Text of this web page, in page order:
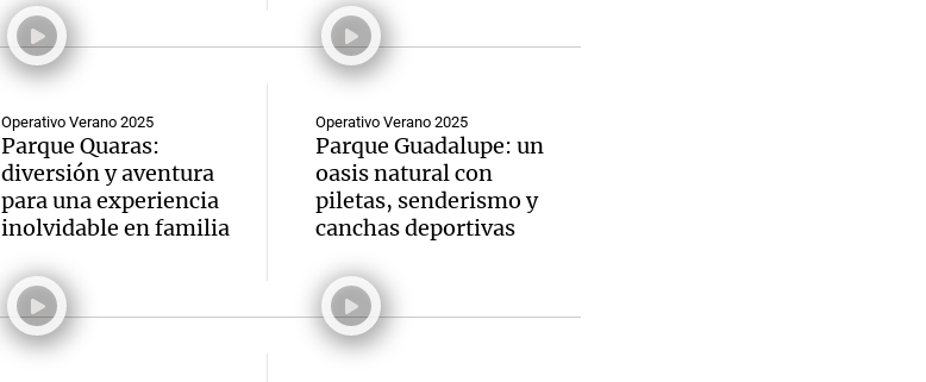
Operativo Verano 2025
Parque Quaras:
diversión y aventura
para una experiencia
inolvidable en familia
Operativo Verano 2025
Parque Guadalupe: un
oasis natural con
piletas, senderismo y
canchas deportivas